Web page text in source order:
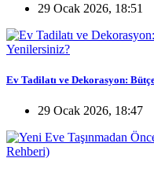
29 Ocak 2026, 18:51
Ev Tadilatı ve Dekorasyon:
29 Ocak 2026, 18:47